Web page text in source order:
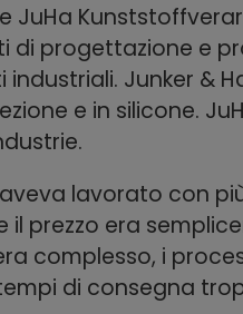
JuHa
di progettazione e
Junker &
e in silicone.
lavorato con
il prezzo era
complesso, i
di consegna